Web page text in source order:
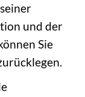
und der
Sie